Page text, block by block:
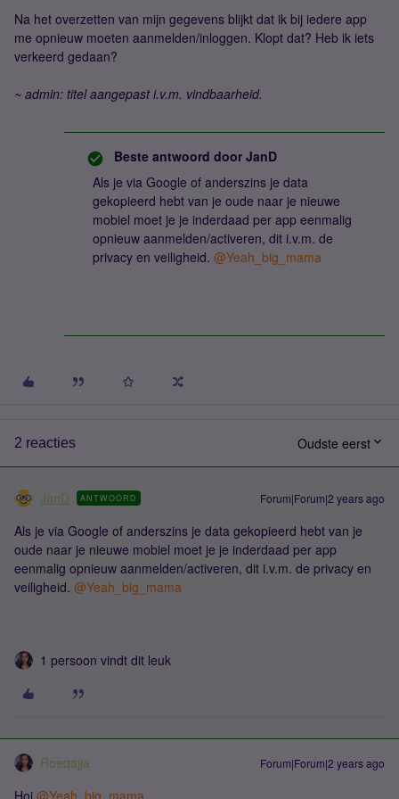
Na het overzetten van mijn gegevens blijkt dat ik bij iedere app
me opnieuw moeten aanmelden/inloggen. Klopt dat? Heb ik iets
verkeerd gedaan?
~ admin: titel aangepast i.v.m. vindbaarheid.
Beste antwoord door JanD
Als je via Google of anderszins je data
gekopieerd hebt van je oude naar je nieuwe
mobiel moet je je inderdaad per app eenmalig
opnieuw aanmelden/activeren, dit i.v.m. de
privacy en veiligheid. @Yeah_big_mama
2 reacties Oudste eerst
JanD ANTWOORD Forum|Forum|2 years ago
Als je via Google of anderszins je data gekopieerd hebt van je
oude naar je nieuwe mobiel moet je je inderdaad per app
eenmalig opnieuw aanmelden/activeren, dit i.v.m. de privacy en
veiligheid. @Yeah_big_mama
1 persoon vindt dit leuk
Roeqajja Forum|Forum|2 years ago
Hoi @Yeah_big_mama